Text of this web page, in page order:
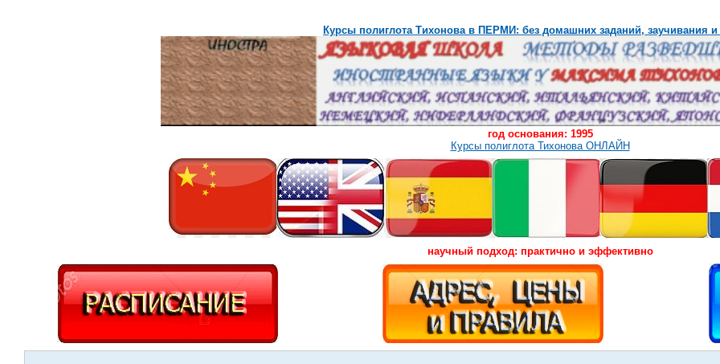
Курсы полиглота Тихонова в ПЕРМИ: без домашних заданий, заучивания и
год основания: 1995
Курсы полиглота Тихонова ОНЛАЙН
научный подход: практично и эффективно